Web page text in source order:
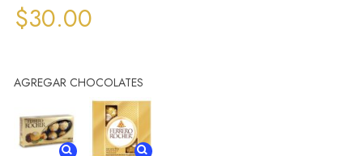
$30.00
AGREGAR CHOCOLATES